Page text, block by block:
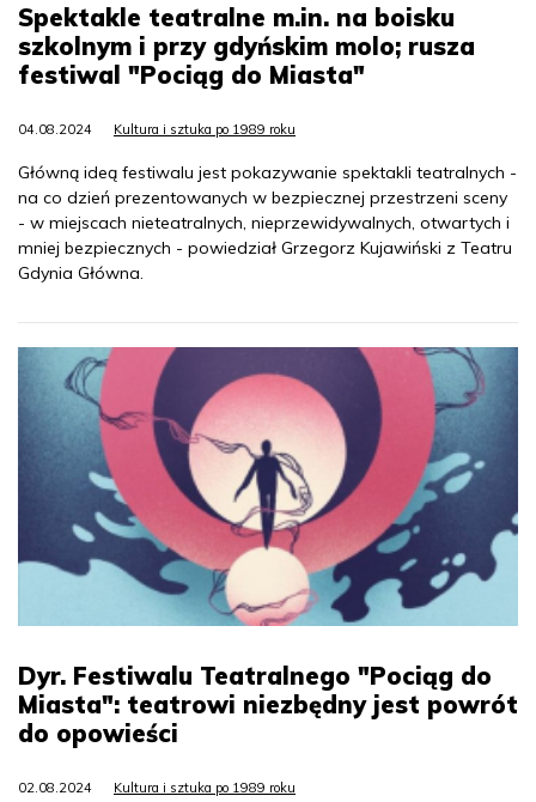
Spektakle teatralne m.in. na boisku
szkolnym i przy gdyńskim molo; rusza
festiwal "Pociąg do Miasta"
04.08.2024 Kultura i sztuka po 1989 roku
Główną ideą festiwalu jest pokazywanie spektakli teatralnych -
na co dzień prezentowanych w bezpiecznej przestrzeni sceny
- w miejscach nieteatralnych, nieprzewidywalnych, otwartych i
mniej bezpiecznych - powiedział Grzegorz Kujawiński z Teatru
Gdynia Główna.
Dyr. Festiwalu Teatralnego "Pociąg do
Miasta": teatrowi niezbędny jest powrót
do opowieści
02.08.2024 Kultura i sztuka po 1989 roku